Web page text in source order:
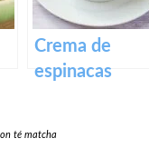
Crema de
espinacas
té matcha